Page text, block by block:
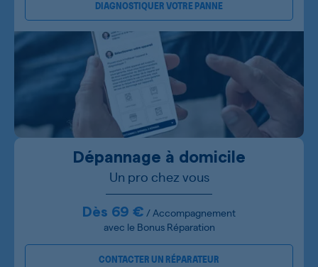
DIAGNOSTIQUER VOTRE PANNE
Dépannage à domicile
Un pro chez vous
Dès 69 € / Accompagnement
avec le Bonus Réparation
CONTACTER UN RÉPARATEUR